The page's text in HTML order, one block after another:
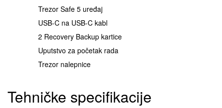
Trezor Safe 5 uređaj
USB-C na USB-C kabl
2 Recovery Backup kartice
Uputstvo za početak rada
Trezor nalepnice
Tehničke specifikacije